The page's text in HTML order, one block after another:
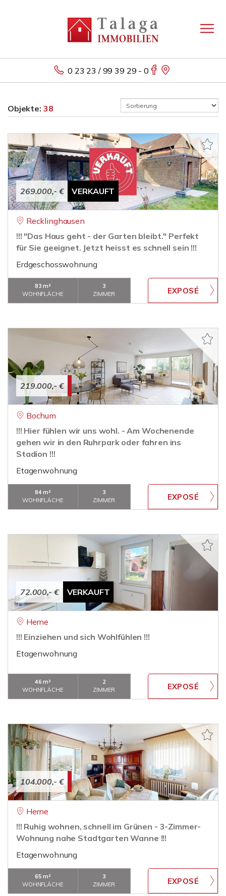
0 23 23 / 99 39 29 - 0
Objekte: 38
269.000,- € VERKAUFT
Recklinghausen
!!! "Das Haus geht - der Garten bleibt." Perfekt
für Sie geeignet. Jetzt heisst es schnell sein !!!
Erdgeschosswohnung
83 m²
WOHNFLÄCHE
3
ZIMMER
219.000,- €
Bochum
!!! Hier fühlen wir uns wohl. - Am Wochenende
gehen wir in den Ruhrpark oder fahren ins
Stadion !!!
Etagenwohnung
84 m²
WOHNFLÄCHE
3
ZIMMER
72.000,- € VERKAUFT
Herne
!!! Einziehen und sich Wohlfühlen !!!
Etagenwohnung
46 m²
WOHNFLÄCHE
2
ZIMMER
104.000,- €
Herne
!!! Ruhig wohnen, schnell im Grünen - 3-Zimmer-
Wohnung nahe Stadtgarten Wanne !!!
Etagenwohnung
65 m²
WOHNFLÄCHE
3
ZIMMER